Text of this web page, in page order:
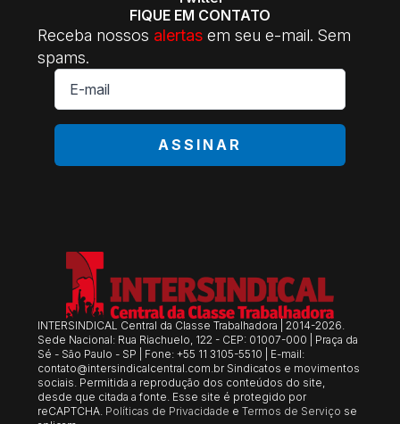
FIQUE EM CONTATO
Receba nossos alertas em seu e-mail. Sem
spams.
E-
mail
*
ASSINAR
INTERSINDICAL Central da Classe Trabalhadora | 2014-2026.
Sede Nacional: Rua Riachuelo, 122 - CEP: 01007-000 | Praça da
Sé - São Paulo - SP | Fone: +55 11 3105-5510 | E-mail:
contato@intersindicalcentral.com.br Sindicatos e movimentos
sociais. Permitida a reprodução dos conteúdos do site,
desde que citada a fonte. Esse site é protegido por
reCAPTCHA. Políticas de Privacidade eTermos de Serviço se